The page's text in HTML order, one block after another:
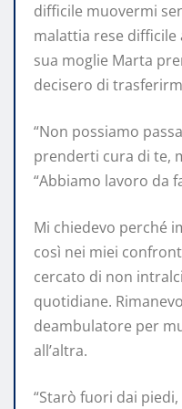
difficile muovermi
malattia rese difficile
sua moglie Marta
decisero di
“Non possiamo
prenderti cura di te,
“Abbiamo lavoro da
Mi chiedevo perché
così nei miei
cercato di non
quotidiane.
deambulatore per
all’altra.
“Starò fuori dai